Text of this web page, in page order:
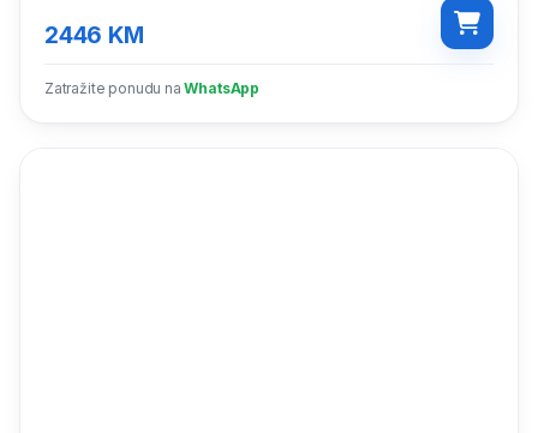
2446 KM
Zatražite ponudu na WhatsApp